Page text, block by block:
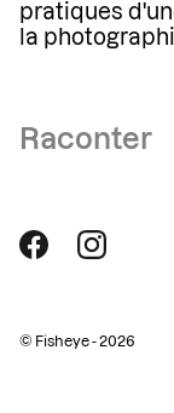
pratiques
la
© Fisheye - 2026